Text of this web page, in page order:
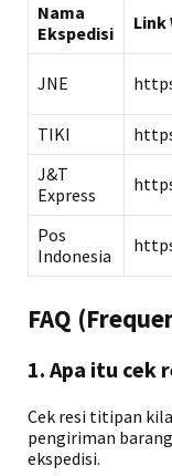
Nama
Ekspedisi
Link
JNE
TIKI
J&T
Express
Pos
Indonesia
FAQ
1. Apa itu cek
Cek resi titipan
pengiriman
ekspedisi.